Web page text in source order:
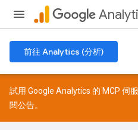
前往 Analytics (分析)
試用 Google Analytics 的 MCP 伺
閱公告。